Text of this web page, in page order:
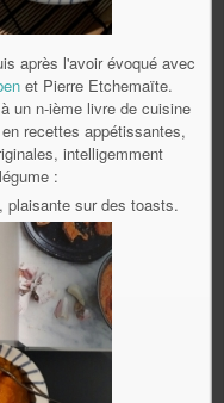
après l'avoir évoqué avec
et Pierre Etchemaïte.
un n-ième livre de cuisine
recettes appétissantes,
intelligemment
:
plaisante sur des toasts.